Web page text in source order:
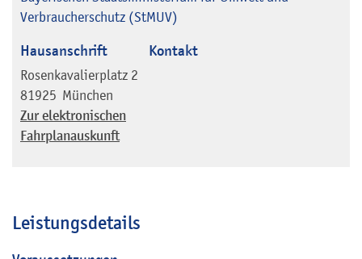
Verbraucherschutz (StMUV)
Hausanschrift
Rosenkavalierplatz 2
81925 München
Zur elektronischen
Fahrplanauskunft
Kontakt
Leistungsdetails